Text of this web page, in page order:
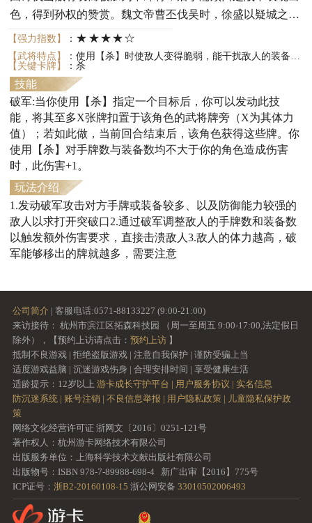
色，得到孙权的赞赏。魏文帝曹丕伐吴时，徐盛以疑城之计
退去魏军。
【强力指数】 ： ★★★★☆
【武将特点】
：使用【杀】时使敌人变得脆弱，能干扰敌人的装备和存牌；对手牌和装备不多于自己的敌人造成额外伤害
【关键卡牌】
：杀
技能
破军:当你使用【杀】指定一个目标后，你可以发动此技
能，将其至多X张牌扣置于该角色的武将牌旁（X为其体力
值）；若如此做，当前回合结束后，该角色获得这些牌。你
使用【杀】对手牌数与装备数均不大于你的角色造成伤害
时，此伤害+1。
玩法介绍
1.发动破军攻击对方手牌或装备较多、以及防御能力较强的
敌人以求打开突破口2.通过破军调整敌人的手牌数和装备数
以触发额外伤害要求，直接击溃敌人3.敌人的体力越高，破
军能够移出的牌就越多，需要注意
公司简介 | 客服电话:0571-88133227 (9:00-21:00)
来访接待： 杭州市滨江区拓森科技园 （周一至周五 9:00-17:00,法定假日
除外），【预约上访请点击： 预约上访】
抵制不良游戏 | 拒绝盗版游戏 | 注意自我保护 | 谨防受骗上当
适度游戏益脑 | 沉迷游戏伤身 | 合理安排时间 | 享受健康生活
适龄提示：12岁以上 游卡成长守护平台 | 用户服务协议 | 实名信息
防沉迷系统 | 账号注销 | 不良信息举报 | 用户隐私政策 | 儿童隐私保护政
策
网络文化经营许可证 浙网文〔2016〕0251-121号
著作权人：杭州游卡网络技术有限公司
出版服务单位：上海科学技术文献出版社有限公司
出版物号：ISBN 978-7-89988-698-4 新广出审【2016】775号
ICP证号： 浙B2-20160108-15 浙公网安备 33010502006493